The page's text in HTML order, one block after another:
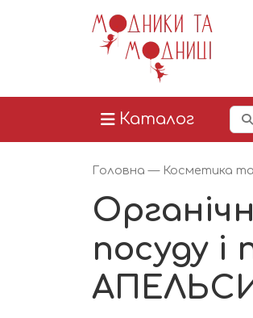
Каталог
Головна — Косметика та
посуду